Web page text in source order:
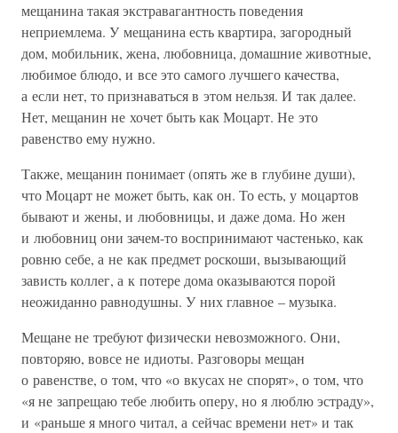
мещанина такая экстравагантность поведения
неприемлема. У мещанина есть квартира, загородный
дом, мобильник, жена, любовница, домашние животные,
любимое блюдо, и все это самого лучшего качества,
а если нет, то признаваться в этом нельзя. И так далее.
Нет, мещанин не хочет быть как Моцарт. Не это
равенство ему нужно.
Также, мещанин понимает (опять же в глубине души),
что Моцарт не может быть, как он. То есть, у моцартов
бывают и жены, и любовницы, и даже дома. Но жен
и любовниц они зачем-то воспринимают частенько, как
ровню себе, а не как предмет роскоши, вызывающий
зависть коллег, а к потере дома оказываются порой
неожиданно равнодушны. У них главное – музыка.
Мещане не требуют физически невозможного. Они,
повторяю, вовсе не идиоты. Разговоры мещан
о равенстве, о том, что «о вкусах не спорят», о том, что
«я не запрещаю тебе любить оперу, но я люблю эстраду»,
и «раньше я много читал, а сейчас времени нет» и так